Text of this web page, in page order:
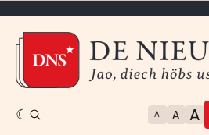
A A A